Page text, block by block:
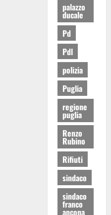
palazzo
ducale
Pd
Pdl
polizia
Puglia
regione
puglia
Renzo
Rubino
Rifiuti
sindaco
sindaco
franco
ancona